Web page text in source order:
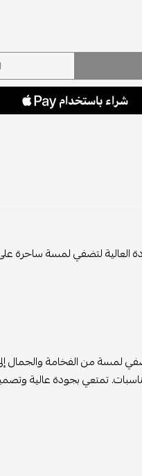
العالية لتضفي لمسة ساحرة
لمسة من الفخامة والجمال
تمتعي بجودة عالية